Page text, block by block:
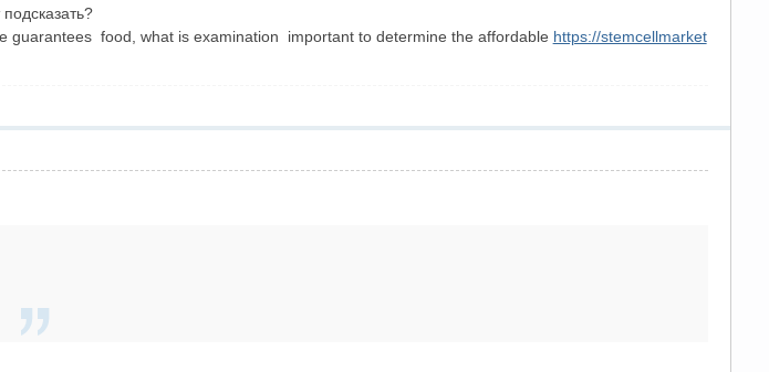
guarantees food, what is examination important to determine the affordable https://stemcellmarket